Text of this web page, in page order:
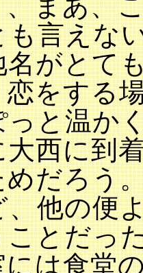
も言えな
名がとて
をする
っと温か
西に到着
めだろう
、他の便
ことだっ
は食堂